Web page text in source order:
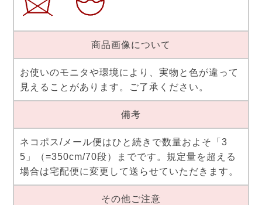
商品画像について
お使いのモニタや環境により、実物と色が違って
見えることがあります。ご了承ください。
備考
ネコポス/メール便はひと続きで数量およそ「3
5」（=350cm/70段）までです。規定量を超える
場合は宅配便に変更して送らせていただきます。
その他ご注意